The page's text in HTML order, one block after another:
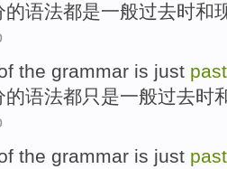
的语法都是一般过去时和
the grammar is just past
的语法都只是一般过去时
the grammar is just past